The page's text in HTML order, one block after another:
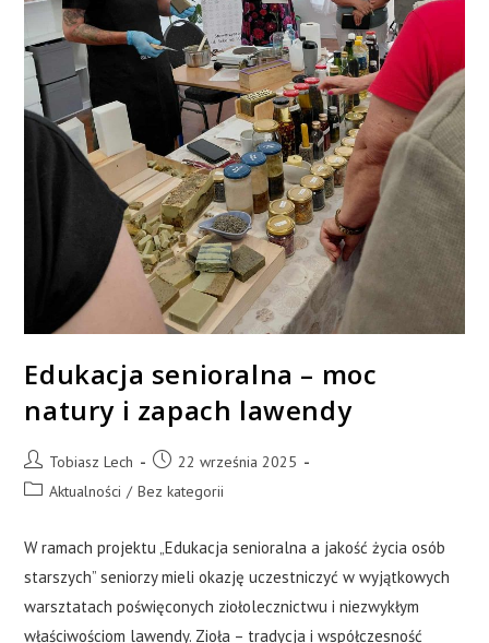
Edukacja senioralna – moc
natury i zapach lawendy
Tobiasz Lech
22 września 2025
Aktualności / Bez kategorii
W ramach projektu „Edukacja senioralna a jakość życia osób
starszych” seniorzy mieli okazję uczestniczyć w wyjątkowych
warsztatach poświęconych ziołolecznictwu i niezwykłym
właściwościom lawendy. Zioła – tradycja i współczesność